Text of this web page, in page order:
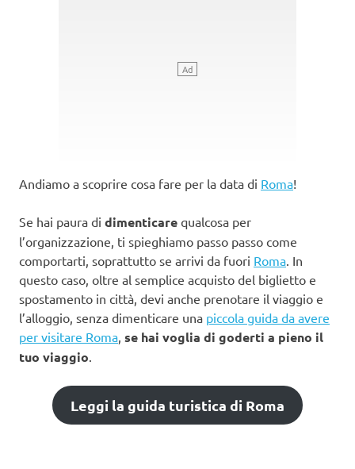
Andiamo a scoprire cosa fare per la data di Roma!
Se hai paura di dimenticare qualcosa per
l’organizzazione, ti spieghiamo passo passo come
comportarti, soprattutto se arrivi da fuori Roma . In
questo caso, oltre al semplice acquisto del biglietto e
spostamento in città, devi anche prenotare il viaggio e
l’alloggio, senza dimenticare una piccola guida da avere
per visitare Roma se hai voglia di goderti a pieno il
tuo viaggio
Leggi la guida turistica di Roma